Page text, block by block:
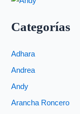
Categorías
Adhara
Andrea
Andy
Arancha Roncero